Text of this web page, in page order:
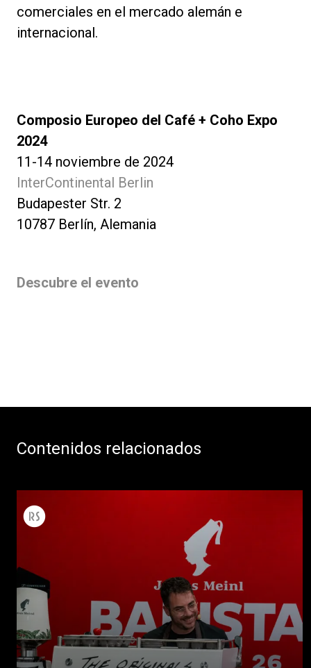
comerciales en el mercado alemán e
internacional.
Composio Europeo del Café + Coho Expo
2024
11-14 noviembre de 2024
InterContinental Berlin
Budapester Str. 2
10787 Berlín, Alemania
Descubre el evento
Contenidos relacionados